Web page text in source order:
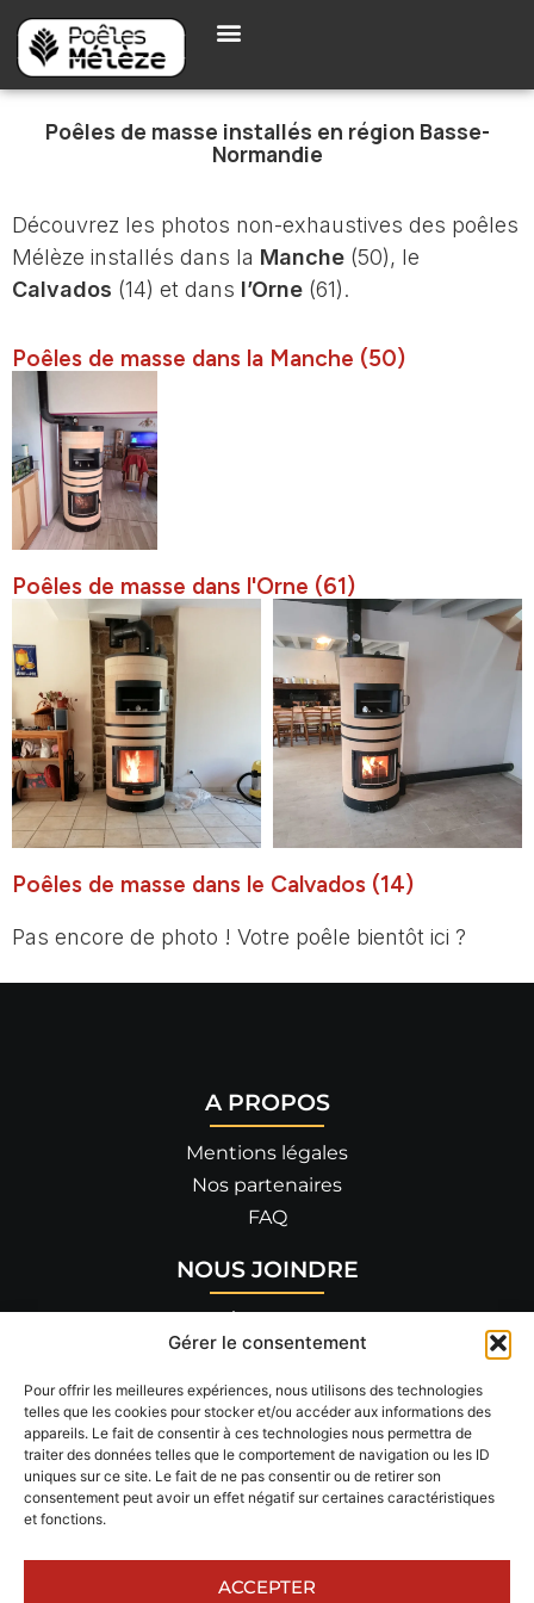
Gérer le consentement
Pour offrir les meilleures expériences, nous utilisons des technologies
telles que les cookies pour stocker et/ou accéder aux informations des
appareils. Le fait de consentir à ces technologies nous permettra de
traiter des données telles que le comportement de navigation ou les ID
uniques sur ce site. Le fait de ne pas consentir ou de retirer son
consentement peut avoir un effet négatif sur certaines caractéristiques
et fonctions.
ACCEPTER
Poêles de masse installés en région Basse-
Normandie
Découvrez les photos non-exhaustives des poêles
Mélèze installés dans la Manche (50), le
Calvados (14) et dans l’Orne (61).
Poêles de masse dans la Manche (50)
Poêles de masse dans l'Orne (61)
Poêles de masse dans le Calvados (14)
Pas encore de photo ! Votre poêle bientôt ici ?
A PROPOS
Mentions légales
Nos partenaires
FAQ
NOUS JOINDRE
455 allée de Savoie
26300 BOURG-DE-PÉAGE
04 75 90 14 82
RÉSEAUX SOCIAUX
Suivez-nous !